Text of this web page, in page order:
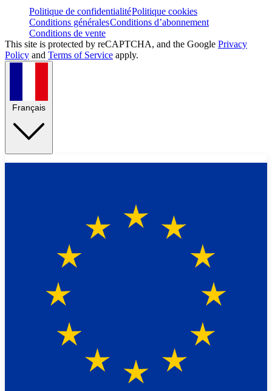
Politique de confidentialitéPolitique cookies
Conditions généralesConditions d’abonnement
Conditions de vente
This site is protected by reCAPTCHA, and the Google Privacy
Policy and Terms of Service apply.
Français